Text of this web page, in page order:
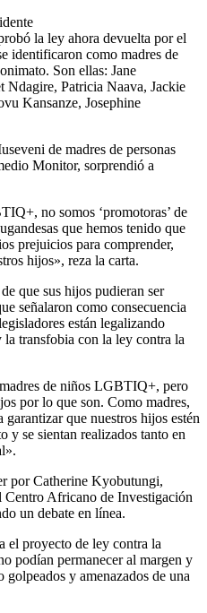
la ley ahora devuelta por el
identificaron como madres de
Son ellas: Jane
Ndagire, Patricia Naava, Jackie
Kansanze, Josephine
de madres de personas
Monitor, sorprendió a
no somos ‘promotoras’ de
que hemos tenido que
prejuicios para comprender,
hijos», reza la carta.
que sus hijos pudieran ser
señalaron como consecuencia
están legalizando
transfobia con la ley contra la
de niños LGBTIQ+, pero
por lo que son. Como madres,
garantizar que nuestros hijos estén
y se sientan realizados tanto en
por Catherine Kyobutungi,
Africano de Investigación
un debate en línea.
el proyecto de ley contra la
podían permanecer al margen y
y amenazados de una